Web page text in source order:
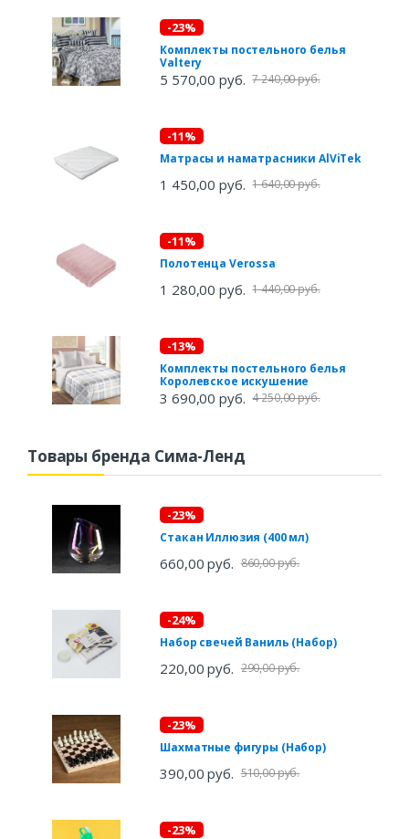
-23%
Комплекты постельного белья
Valtery
5 570,00 руб. 7 240,00 руб.
-11%
Матрасы и наматрасники AlViTek
1 450,00 руб. 1 640,00 руб.
-11%
Полотенца Verossa
1 280,00 руб. 1 440,00 руб.
-13%
Комплекты постельного белья
Королевское искушение
3 690,00 руб. 4 250,00 руб.
Товары бренда Сима-Ленд
-23%
Стакан Иллюзия (400 мл)
660,00 руб. 860,00 руб.
-24%
Набор свечей Ваниль (Набор)
220,00 руб. 290,00 руб.
-23%
Шахматные фигуры (Набор)
390,00 руб. 510,00 руб.
-23%